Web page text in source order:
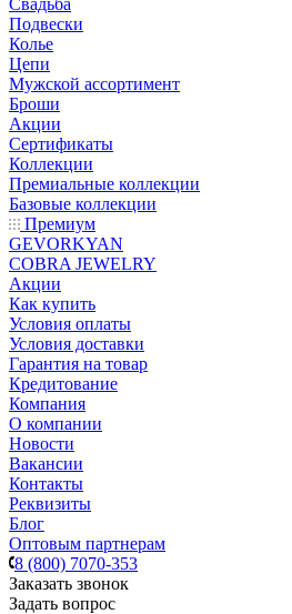
Свадьба
Подвески
Колье
Цепи
Мужской ассортимент
Броши
Акции
Сертификаты
Коллекции
Премиальные коллекции
Базовые коллекции
Премиум
GEVORKYAN
COBRA JEWELRY
Акции
Как купить
Условия оплаты
Условия доставки
Гарантия на товар
Кредитование
Компания
О компании
Новости
Вакансии
Контакты
Реквизиты
Блог
Оптовым партнерам
8 (800) 7070-353
Заказать звонок
Задать вопрос